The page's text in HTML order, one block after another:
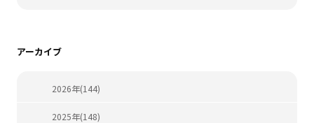
アーカイブ
2026年(144)
2025年(148)